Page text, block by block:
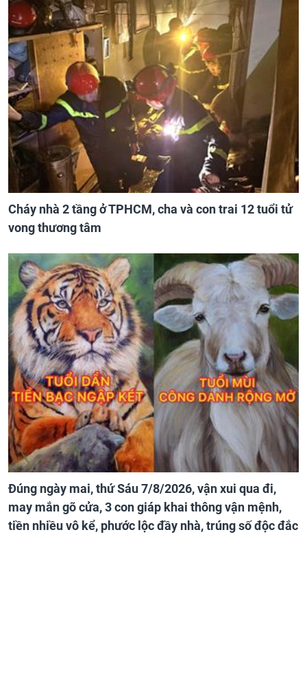
Cháy nhà 2 tầng ở TPHCM, cha và con trai 12 tuổi tử
vong thương tâm
Đúng ngày mai, thứ Sáu 7/8/2026, vận xui qua đi,
may mắn gõ cửa, 3 con giáp khai thông vận mệnh,
tiền nhiều vô kể, phước lộc đầy nhà, trúng số độc đắc